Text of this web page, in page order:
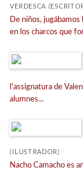
VERDESCA
De niños, jugábamos
en los charcos que
l'assignatura de
alumnes...
(ILUSTRADOR)
Nacho Camacho es